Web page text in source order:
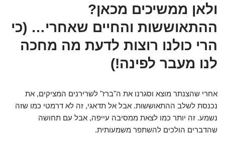
ולאן ממשיכים מכאן?
ההתאוששות והחיים שאחרי… (כי
הרי כולנו רוצות לדעת מה מחכה
לנו מעבר לפינה!)
אחרי שהצנתר מוצא וסגרנו את ה"ברז" לשרירנים המציקים, את
נכנסת לשלב ההתאוששות. אבל אל תדאגי, זה לא דרמטי כמו שזה
נשמע. זה יותר כמו לצאת ממסיבה עייפה, אבל עם תחושה
שהדברים הולכים להשתפר משמעותית.